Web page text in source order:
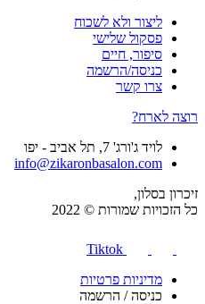
ליצור ולא לשכוח
פסקול שלישי
סיפור, חיים
כניסה/הרשמה
צרו קשר
רוצה לארח?
לויד ג'ורג' 7, תל אביב - יפו
info@zikaronbasalon.com
זיכרון בסלון,
כל הזכויות שמורות © 2022
Tiktok
מדיניות פרטיות
כניסה / הרשמה